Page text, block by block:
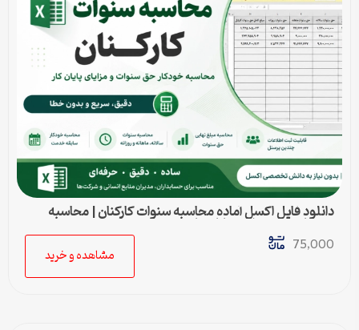
دانلود فایل اکسل آماده محاسبه سنوات کارکنان | محاسبه
خودکار حق سنوات و پایان کار
75,000
مشاهده و خرید